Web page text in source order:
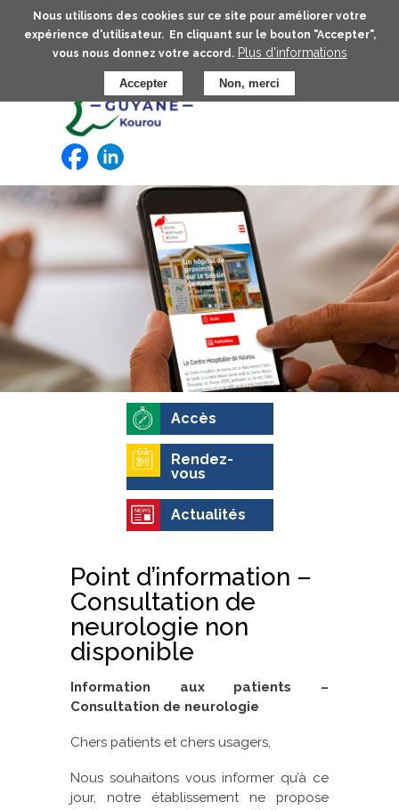
Nous utilisons des cookies sur ce site pour améliorer votre
expérience d'utilisateur. En cliquant sur le bouton "Accepter",
vous nous donnez votre accord. Plus d'informations
Accepter Non, merci
Aller
au
contenu
principal
Accès
Rendez-
vous
Actualités
Point d’information –
Consultation de
neurologie non
disponible
Information aux patients –
Consultation de neurologie
Chers patients et chers usagers,
Nous souhaitons vous informer qu’à ce
jour, notre établissement ne propose